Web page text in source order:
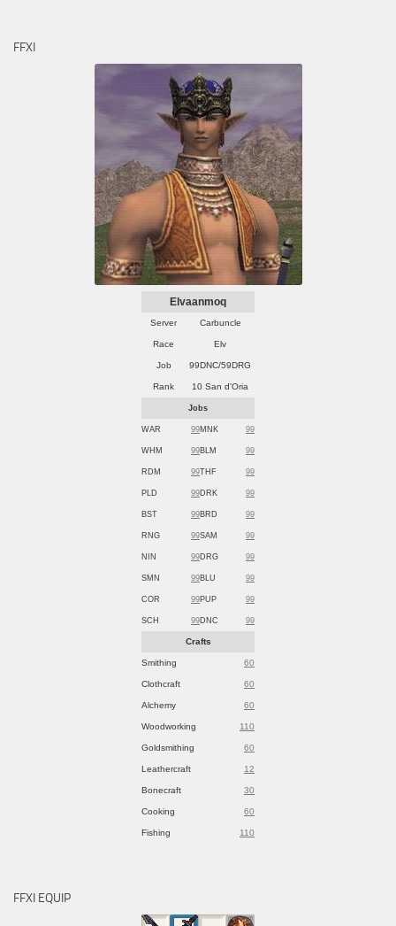
FFXI
Elvaanmoq
Server Carbuncle
Race Elv
Job 99DNC/59DRG
Rank 10 San d'Oria
Jobs
WAR 99MNK 99
WHM 99BLM 99
RDM 99THF 99
PLD 99DRK 99
BST 99BRD 99
RNG 99SAM 99
NIN 99DRG 99
SMN 99BLU 99
COR 99PUP 99
SCH 99DNC 99
Crafts
Smithing 60
Clothcraft 60
Alchemy 60
Woodworking 110
Goldsmithing 60
Leathercraft 12
Bonecraft 30
Cooking 60
Fishing 110
FFXI EQUIP